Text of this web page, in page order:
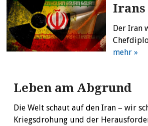
Irans
Der Iran
mehr »
Leben am Abgrund
Die Welt schaut auf den Iran – wir
Kriegsdrohung und der